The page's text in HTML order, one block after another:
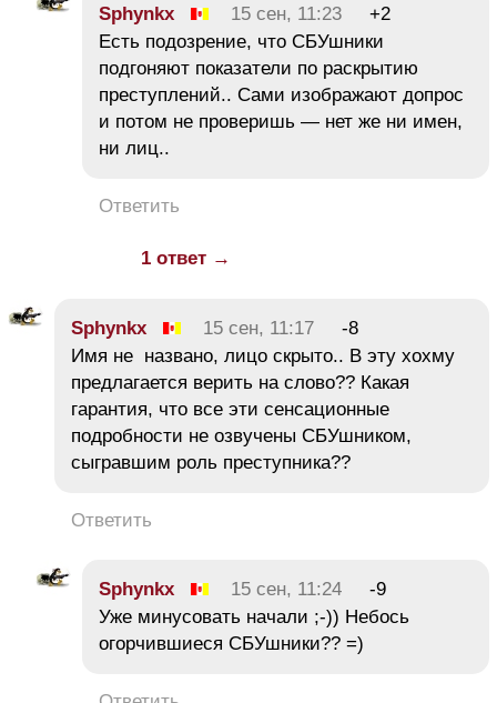
Sphynkx 15 сен, 11:23
+2
Есть подозрение, что СБУшники
подгоняют показатели по раскрытию
преступлений.. Сами изображают допрос
и потом не проверишь — нет же ни имен,
ни лиц..
Ответить
1 ответ →
Sphynkx 15 сен, 11:17
-8
Имя не названо, лицо скрыто.. В эту хохму
предлагается верить на слово?? Какая
гарантия, что все эти сенсационные
подробности не озвучены СБУшником,
сыгравшим роль преступника??
Ответить
Sphynkx 15 сен, 11:24
-9
Уже минусовать начали ;-)) Небось
огорчившиеся СБУшники?? =)